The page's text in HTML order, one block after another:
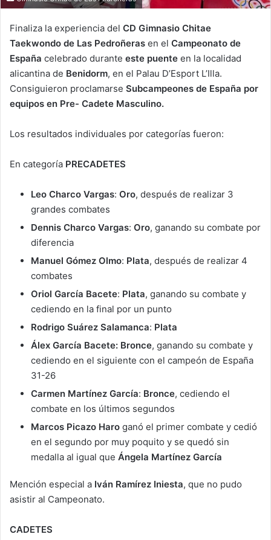
Finaliza la experiencia del CD Gimnasio Chitae
Taekwondo de Las Pedroñeras en el Campeonato de
España celebrado durante este puente en la localidad
alicantina de Benidorm, en el Palau D’Esport L’Illa.
Consiguieron proclamarse Subcampeones de España por
equipos en Pre- Cadete Masculino.
Los resultados individuales por categorías fueron:
En categoría PRECADETES
Leo Charco Vargas: Oro, después de realizar 3
grandes combates
Dennis Charco Vargas: Oro, ganando su combate por
diferencia
Manuel Gómez Olmo: Plata, después de realizar 4
combates
Oriol García Bacete: Plata, ganando su combate y
cediendo en la final por un punto
Rodrigo Suárez Salamanca: Plata
Álex García Bacete: Bronce, ganando su combate y
cediendo en el siguiente con el campeón de España
31-26
Carmen Martínez García: Bronce, cediendo el
combate en los últimos segundos
Marcos Picazo Haro ganó el primer combate y cedió
en el segundo por muy poquito y se quedó sin
medalla al igual que Ángela Martínez García
Mención especial a Iván Ramírez Iniesta, que no pudo
asistir al Campeonato.
CADETES